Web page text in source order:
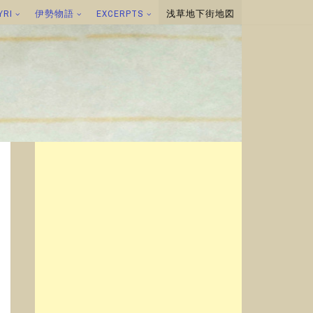
伊勢物語 EXCERPTS 浅草地下街地図